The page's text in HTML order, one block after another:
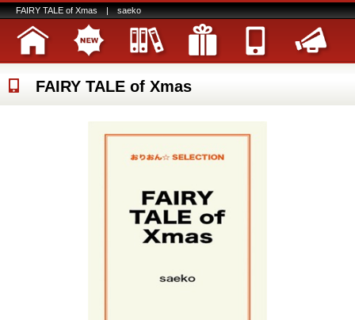
FAIRY TALE of Xmas | saeko
FAIRY TALE of Xmas